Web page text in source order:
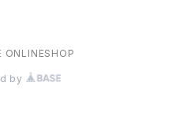
ONLINESHOP
by